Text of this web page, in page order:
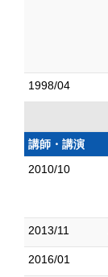
1998/04
講師・講演
2010/10
2013/11
2016/01